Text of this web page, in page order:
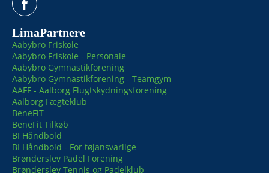
LimaPartnere
Aabybro Friskole
Aabybro Friskole - Personale
Aabybro Gymnastikforening
Aabybro Gymnastikforening - Teamgym
AAFF - Aalborg Flugtskydningsforening
Aalborg Fægteklub
BeneFiT
BeneFit Tilkøb
BI Håndbold
BI Håndbold - For tøjansvarlige
Brønderslev Padel Forening
Brønderslev Tennis og Padelklub